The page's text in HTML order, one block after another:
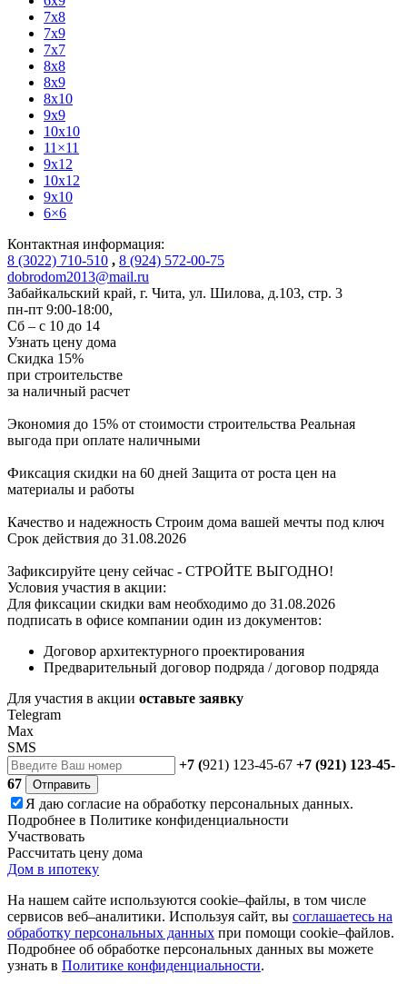
7x8
7x9
7x7
8x8
8x9
8x10
9x9
10x10
11×11
9x12
10x12
9x10
6×6
Контактная информация:
8 (3022) 710-510 , 8 (924) 572-00-75
dobrodom2013@mail.ru
Забайкальский край, г. Чита, ул. Шилова, д.103, стр. 3
пн-пт 9:00-18:00,
Сб – с 10 до 14
Узнать цену дома
Скидка 15%
при строительстве
за наличный расчет
Экономия до 15% от стоимости строительства Реальная
выгода при оплате наличными
Фиксация скидки на 60 дней Защита от роста цен на
материалы и работы
Качество и надежность Строим дома вашей мечты под ключ
Срок действия до 31.08.2026
Зафиксируйте цену сейчас - СТРОЙТЕ ВЫГОДНО!
Условия участия в акции:
Для фиксации скидки вам необходимо до 31.08.2026
подписать в офисе компании один из документов:
Договор архитектурного проектирования
Предварительный договор подряда / договор подряда
Для участия в акции оставьте заявку
Telegram
Max
SMS
+7 (921) 123-45-67 +7 (921) 123-45-
67
Отправить
Я даю согласие на обработку персональных данных.
Подробнее в Политике конфиденциальности
Участвовать
Рассчитать цену дома
Дом в ипотеку
На нашем сайте используются cookie–файлы, в том числе
сервисов веб–аналитики. Используя сайт, вы соглашаетесь на
обработку персональных данных при помощи cookie–файлов.
Подробнее об обработке персональных данных вы можете
узнать в Политике конфиденциальности.